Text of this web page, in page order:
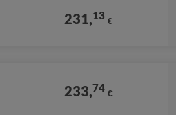
231,13 €
233,74 €